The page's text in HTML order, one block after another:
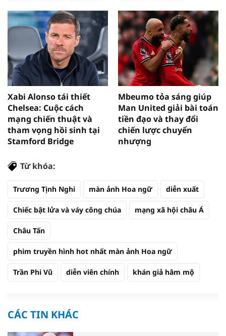
Xabi Alonso tái thiết
Chelsea: Cuộc cách
mạng chiến thuật và
tham vọng hồi sinh tại
Stamford Bridge
Mbeumo tỏa sáng giúp
Man United giải bài toán
tiền đạo và thay đổi
chiến lược chuyển
nhượng
Từ khóa:
Trương Tịnh Nghi màn ảnh Hoa ngữ diễn xuất
Chiếc bật lửa và váy công chúa mạng xã hội châu Á
Châu Tấn
phim truyền hình hot nhất màn ảnh Hoa ngữ
Trần Phi Vũ diễn viên chính khán giả hâm mộ
CÁC TIN KHÁC